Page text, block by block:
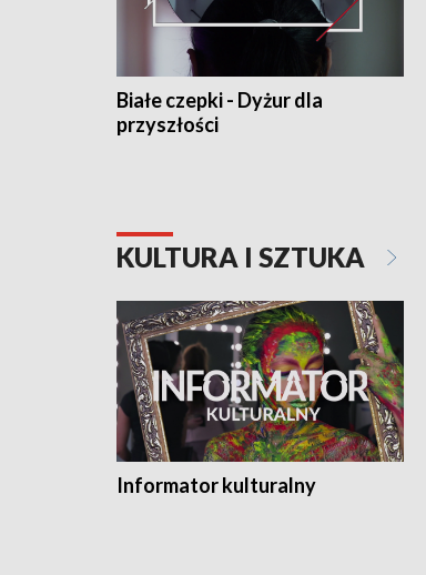
Białe czepki - Dyżur dla
przyszłości
KULTURA I SZTUKA
Informator kulturalny